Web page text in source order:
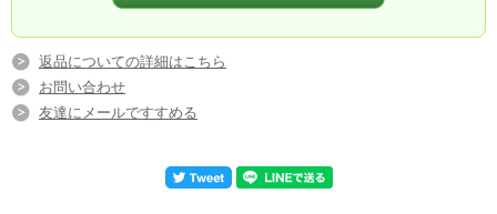
返品についての詳細はこちら
お問い合わせ
友達にメールですすめる